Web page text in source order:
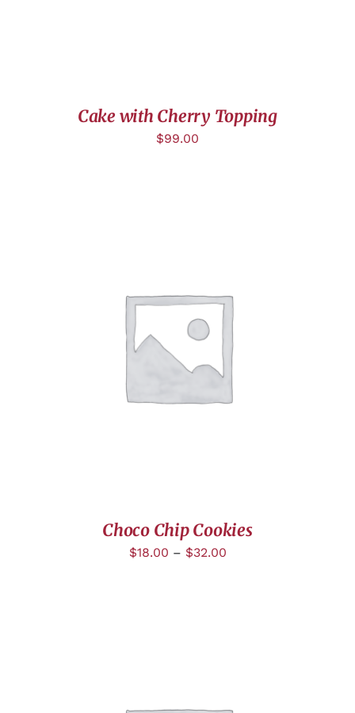
Cake with Cherry Topping
$99.00
DÉTAILS
Choco Chip Cookies
$18.00 – $32.00